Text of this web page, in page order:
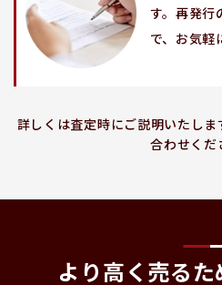
す。再発行
で、お気軽
詳しくは査定時にご説明いたし
合わせくだ
より高く売る